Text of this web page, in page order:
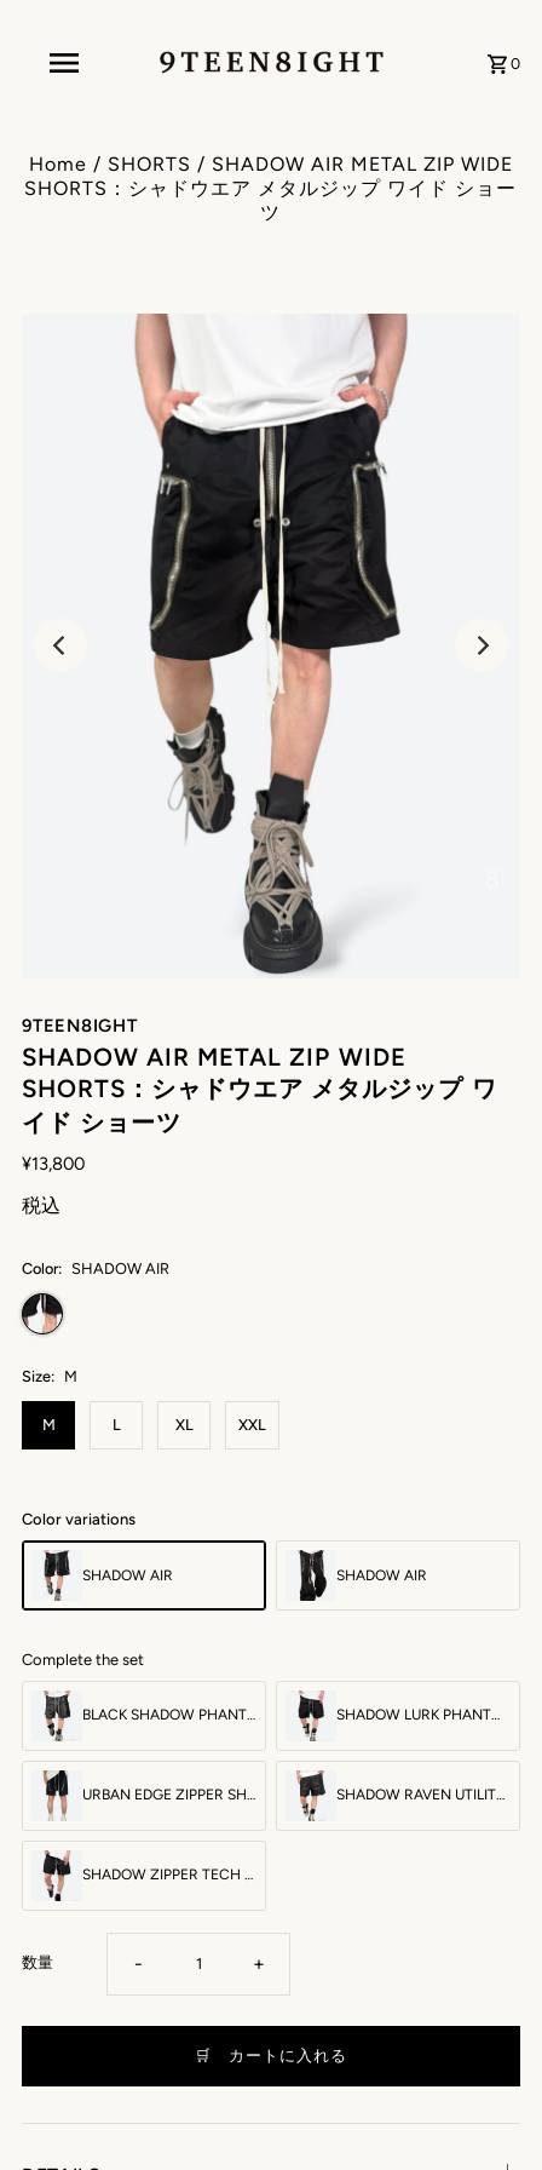
0
Home / SHORTS / SHADOW AIR METAL ZIP WIDE
SHORTS：シャドウエア メタルジップ ワイド ショー
ツ
9TEEN8IGHT
SHADOW AIR METAL ZIP WIDE
SHORTS：シャドウエア メタルジップ ワ
イド ショーツ
¥13,800
税込
Color: SHADOW AIR
Size: M
M L XL XXL
Color variations
SHADOW AIR SHADOW AIR
Complete the set
BLACK SHADOW PHANTOM CARGO SHORTS：ブラックシャドウファントムカーゴショーツ SHADOW LURK PHANTOM CARGO SHORTS：シャドウラークファントムカーゴショーツ
URBAN EDGE ZIPPER SHORTS：アーバンエッジジッパーショーツ SHADOW RAVEN UTILITY SHORTS：シャドーレイヴンユーティリティショーツ
SHADOW ZIPPER TECH SHORTS：シャドージッパーテックショーツ
数量 - +